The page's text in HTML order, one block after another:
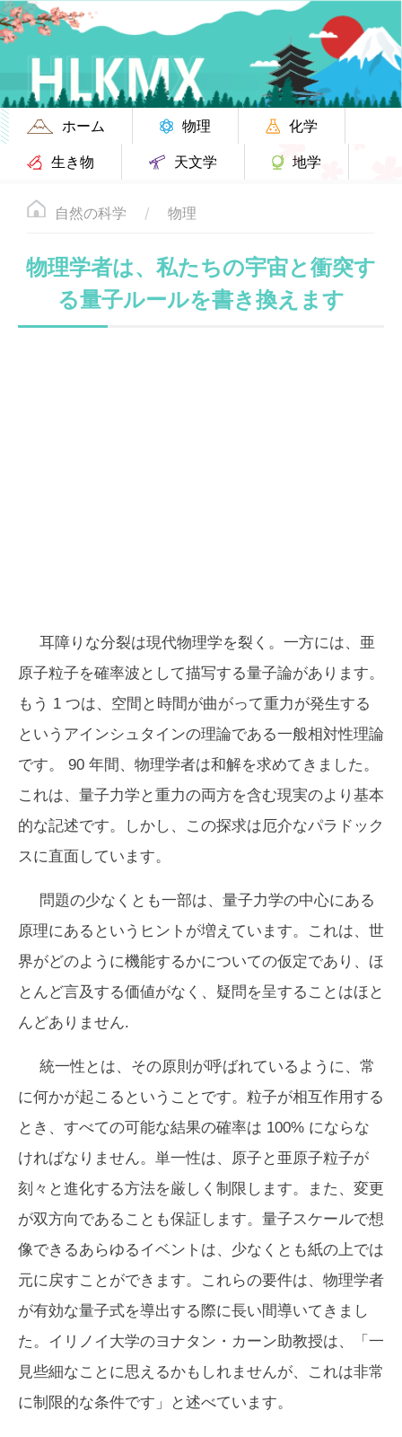
ホーム 物理
化学
生き物
天文学 地学
自然の科学 物理
物理学者は、私たちの宇宙と衝突す
る量子ルールを書き換えます
耳障りな分裂は現代物理学を裂く。一方には、亜
原子粒子を確率波として描写する量子論があります。
もう 1 つは、空間と時間が曲がって重力が発生する
というアインシュタインの理論である一般相対性理論
です。 90 年間、物理学者は和解を求めてきました。
これは、量子力学と重力の両方を含む現実のより基本
的な記述です。しかし、この探求は厄介なパラドック
スに直面しています。
問題の少なくとも一部は、量子力学の中心にある
原理にあるというヒントが増えています。これは、世
界がどのように機能するかについての仮定であり、ほ
とんど言及する価値がなく、疑問を呈することはほと
んどありません.
統一性とは、その原則が呼ばれているように、常
に何かが起こるということです。粒子が相互作用する
とき、すべての可能な結果の確率は 100% にならな
ければなりません。単一性は、原子と亜原子粒子が
刻々と進化する方法を厳しく制限します。また、変更
が双方向であることも保証します。量子スケールで想
像できるあらゆるイベントは、少なくとも紙の上では
元に戻すことができます。これらの要件は、物理学者
が有効な量子式を導出する際に長い間導いてきまし
た。イリノイ大学のヨナタン・カーン助教授は、「一
見些細なことに思えるかもしれませんが、これは非常
に制限的な条件です」と述べています。